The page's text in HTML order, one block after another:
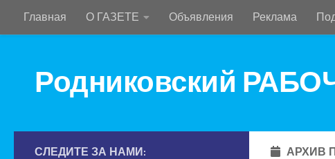
Перейти к содержимому
Главная О ГАЗЕТЕ Объявления Реклама
Родниковский
АРХИВ
СЛЕДИТЕ ЗА НАМИ: